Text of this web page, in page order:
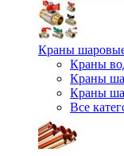
Краны
Краны
Краны
Краны
Все